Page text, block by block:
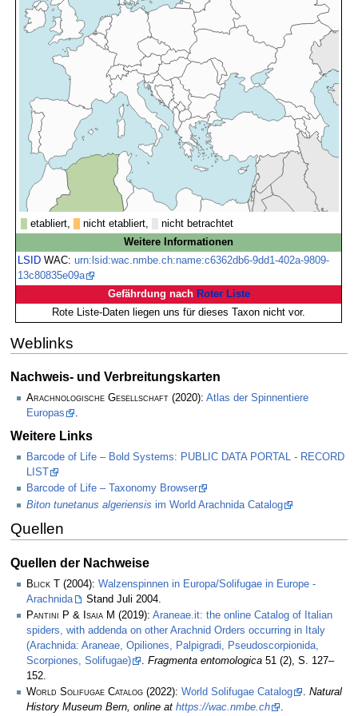
etabliert, nicht etabliert,
nicht betrachtet
Weitere Informationen
LSID WAC:urn:lsid:wac.nmbe.ch:name:c6362db6-9dd1-402a-9809-
13c80835e09a
Gefährdung nach Roter Liste
Rote Liste-Daten liegen uns für dieses Taxon nicht vor.
Weblinks
Nachweis- und Verbreitungskarten
Arachnologische Gesellschaft (2020): Atlas der Spinnentiere
Europas
.
Weitere Links
Barcode of Life – Bold Systems: PUBLIC DATA PORTAL - RECORD
LIST
Barcode of Life – Taxonomy Browser
Biton tunetanus algeriensis im World Arachnida Catalog
Quellen
Quellen der Nachweise
Blick T (2004): Walzenspinnen in Europa/Solifugae in Europe -
Arachnida
Stand Juli 2004.
Pantini P & Isaia M (2019): Araneae.it: the online Catalog of Italian
spiders, with addenda on other Arachnid Orders occurring in Italy
(Arachnida: Araneae, Opiliones, Palpigradi, Pseudoscorpionida,
Scorpiones, Solifugae)
. Fragmenta entomologica 51 (2), S. 127–
152.
World Solifugae Catalog (2022): World Solifugae Catalog . Natural
History Museum Bern, online at https://wac.nmbe.ch .